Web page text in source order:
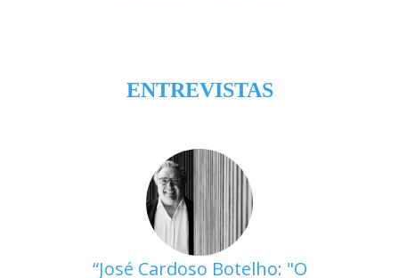
ENTREVISTAS
José Cardoso Botelho: "O